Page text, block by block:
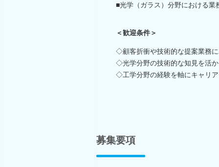
■光学（ガラス）分野における業
＜歓迎条件＞
◇顧客折衝や技術的な提案業務
◇光学分野の技術的な知見を活
◇工学分野の経験を軸にキャリ
募集要項